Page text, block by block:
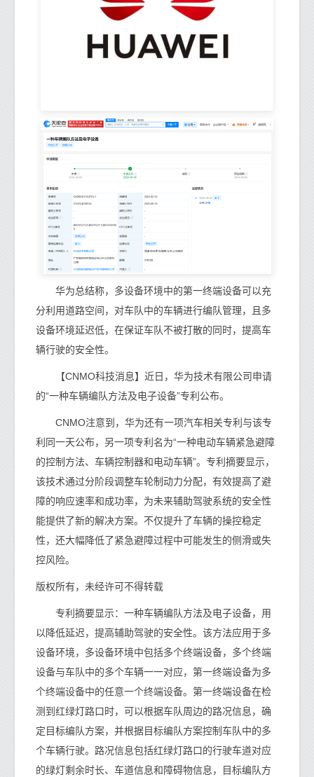
华为总结称，多设备环境中的第一终端设备可以充
分利用道路空间，对车队中的车辆进行编队管理，且多
设备环境延迟低，在保证车队不被打散的同时，提高车
辆行驶的安全性。
【CNMO科技消息】近日，华为技术有限公司申请
的“一种车辆编队方法及电子设备”专利公布。
CNMO注意到，华为还有一项汽车相关专利与该专
利同一天公布，另一项专利名为“一种电动车辆紧急避障
的控制方法、车辆控制器和电动车辆”。专利摘要显示，
该技术通过分阶段调整车轮制动力分配，有效提高了避
障的响应速率和成功率，为未来辅助驾驶系统的安全性
能提供了新的解决方案。不仅提升了车辆的操控稳定
性，还大幅降低了紧急避障过程中可能发生的侧滑或失
控风险。
版权所有，未经许可不得转载
专利摘要显示：一种车辆编队方法及电子设备，用
以降低延迟，提高辅助驾驶的安全性。该方法应用于多
设备环境，多设备环境中包括多个终端设备，多个终端
设备与车队中的多个车辆一一对应，第一终端设备为多
个终端设备中的任意一个终端设备。第一终端设备在检
测到红绿灯路口时，可以根据车队周边的路况信息，确
定目标编队方案，并根据目标编队方案控制车队中的多
个车辆行驶。路况信息包括红绿灯路口的行驶车道对应
的绿灯剩余时长、车道信息和障碍物信息，目标编队方